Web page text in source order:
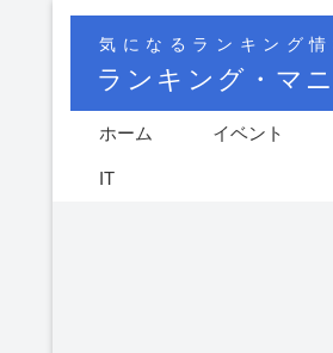
気になるランキング
ランキング・マ
ホーム イベント
IT